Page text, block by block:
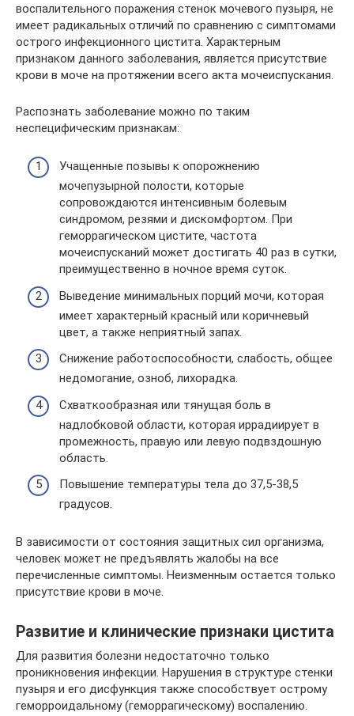
воспалительного поражения стенок мочевого пузыря, не
имеет радикальных отличий по сравнению с симптомами
острого инфекционного цистита. Характерным
признаком данного заболевания, является присутствие
крови в моче на протяжении всего акта мочеиспускания.
Распознать заболевание можно по таким
неспецифическим признакам:
Учащенные позывы к опорожнению
мочепузырной полости, которые
сопровождаются интенсивным болевым
синдромом, резями и дискомфортом. При
геморрагическом цистите, частота
мочеиспусканий может достигать 40 раз в сутки,
преимущественно в ночное время суток.
Выведение минимальных порций мочи, которая
имеет характерный красный или коричневый
цвет, а также неприятный запах.
Снижение работоспособности, слабость, общее
недомогание, озноб, лихорадка.
Схваткообразная или тянущая боль в
надлобковой области, которая иррадиирует в
промежность, правую или левую подвздошную
область.
Повышение температуры тела до 37,5-38,5
градусов.
В зависимости от состояния защитных сил организма,
человек может не предъявлять жалобы на все
перечисленные симптомы. Неизменным остается только
присутствие крови в моче.
Развитие и клинические признаки цистита
Для развития болезни недостаточно только
проникновения инфекции. Нарушения в структуре стенки
пузыря и его дисфункция также способствует острому
геморроидальному (геморрагическому) воспалению.